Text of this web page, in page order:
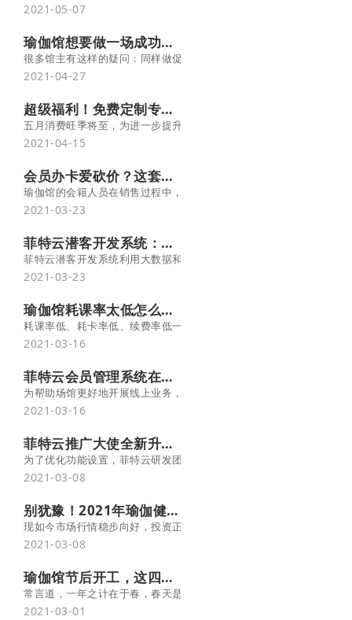
2021-05-07
瑜伽馆想要做一场成功的促销活动， 必须思考以下几个问题！
很多馆主有这样的疑问：同样做促销，为什么别人馆总能搞得热火朝
2021-04-27
超级福利！免费定制专属五月营销海报
五月消费旺季将至，为进一步提升海报制作质量，满足不同场馆的个
2021-04-15
会员办卡爱砍价？这套销售话术一定要掌握！菲特云
瑜伽馆的会籍人员在销售过程中，总会遇到顾客各种形式的“砍价”，
2021-03-23
菲特云潜客开发系统：这样管理销售线索，业绩提升50%！
菲特云潜客开发系统利用大数据和人工智能等技术，从销售线索的获
2021-03-23
瑜伽馆耗课率太低怎么办？-菲特云
耗课率低、耗卡率低、续费率低一直都是瑜伽馆的通病，如何解决这
2021-03-16
菲特云会员管理系统在线课堂又升级了！3大亮点快速提升销量
为帮助场馆更好地开展线上业务，菲特云在线课堂再次迎来重大升级
2021-03-16
菲特云推广大使全新升级，让分销转介绍更有效！
为了优化功能设置，菲特云研发团队耐心倾听客户需求，用心对推广
2021-03-08
别犹豫！2021年瑜伽健身行业，投资正当时
现如今市场行情稳步向好，投资正合时宜，摇摆不定注定失败，我们
2021-03-08
瑜伽馆节后开工，这四件事一定要做！—菲特云经管课
常言道，一年之计在于春，春天是美好前景的开始，也是新一年的开
2021-03-01